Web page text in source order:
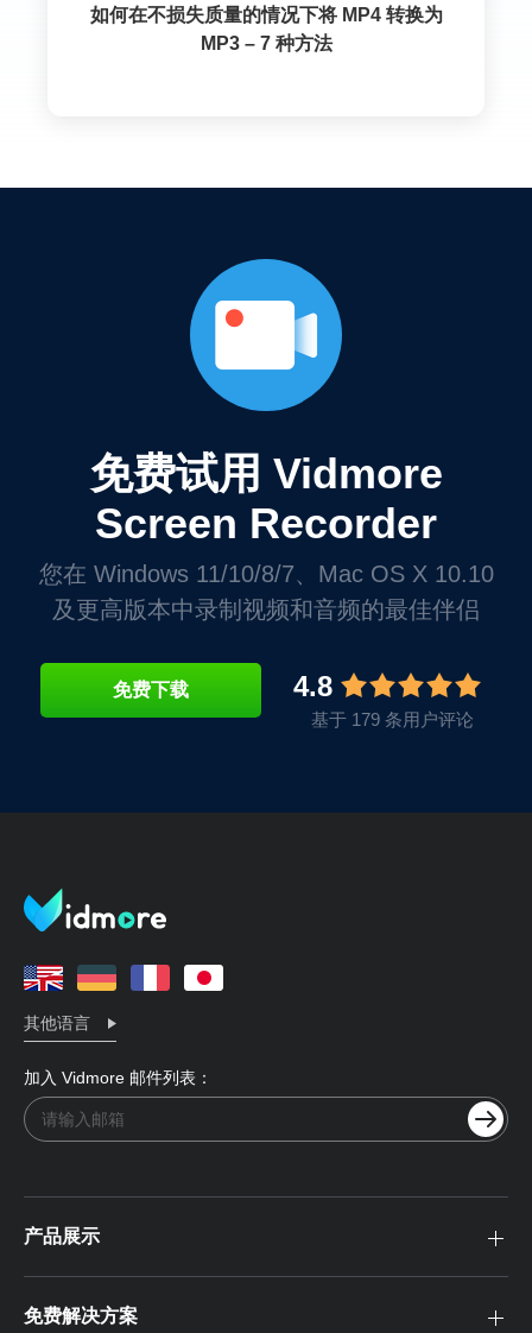
如何在不损失质量的情况下将 MP4 转换为
MP3 – 7 种方法
免费试用 Vidmore
Screen Recorder
您在 Windows 11/10/8/7、Mac OS X 10.10
及更高版本中录制视频和音频的最佳伴侣
免费下载 4.8
基于 179 条用户评论
其他语言
加入 Vidmore 邮件列表：
产品展示
免费解决方案